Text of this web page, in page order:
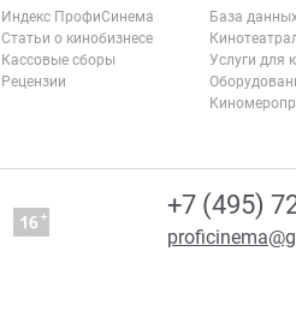
Индекс ПрофиСинема
Статьи о кинобизнесе
Кассовые сборы
Рецензии
База
Услуги для
+7 (495)